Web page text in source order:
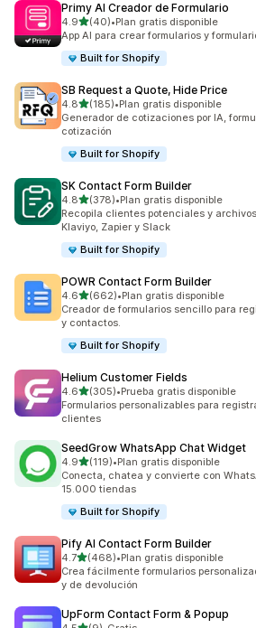
Primy AI Creador de Formulario
4.9de 5 estrellas
(40)
40 reseñas en total
•Plan gratis disponible
App AI para crear formularios y
Built for Shopify
SB Request a Quote, Hide Price
4.8de 5 estrellas
(185)
185 reseñas en total
•Plan gratis disponible
Generador de cotizaciones por IA,
cotización
Built for Shopify
SK Contact Form Builder
4.8de 5 estrellas
(378)
378 reseñas en total
•Plan gratis disponible
Recopila clientes potenciales y
Klaviyo, Zapier y Slack
Built for Shopify
POWR Contact Form Builder
4.6de 5 estrellas
(662)
662 reseñas en total
•Plan gratis disponible
Creador de formularios sencillo para
y contactos.
Built for Shopify
Helium Customer Fields
4.6de 5 estrellas
(305)
305 reseñas en total
•Prueba gratis disponible
Formularios personalizables para
clientes
SeedGrow WhatsApp Chat Widget
4.9de 5 estrellas
(119)
119 reseñas en total
•Plan gratis disponible
Conecta, chatea y convierte con
15.000 tiendas
Built for Shopify
Pify AI Contact Form Builder
4.7de 5 estrellas
(468)
468 reseñas en total
•Plan gratis disponible
Crea fácilmente formularios
y de devolución
UpForm Contact Form & Popup